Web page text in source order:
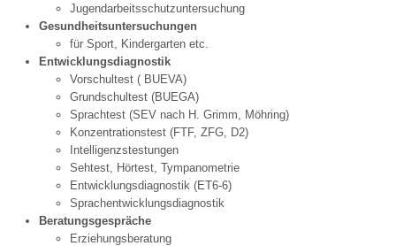
Jugendarbeitsschutzuntersuchung
Gesundheitsuntersuchungen
für Sport, Kindergarten etc.
Entwicklungsdiagnostik
Vorschultest ( BUEVA)
Grundschultest (BUEGA)
Sprachtest (SEV nach H. Grimm, Möhring)
Konzentrationstest (FTF, ZFG, D2)
Intelligenzstestungen
Sehtest, Hörtest, Tympanometrie
Entwicklungsdiagnostik (ET6-6)
Sprachentwicklungsdiagnostik
Beratungsgespräche
Erziehungsberatung